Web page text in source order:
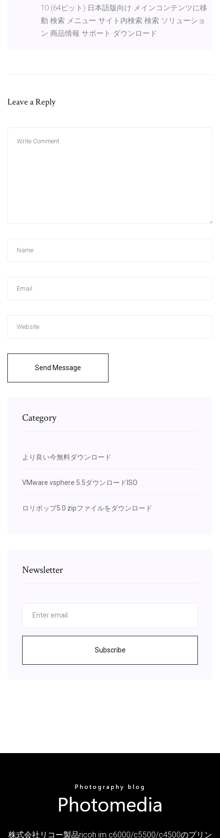
10 (64ビット) 日本語版向け メインコンテンツに移
動 検索 メニュー サイト内検索 検索 ソリューショ
ン 商品情報 サポート ダウンロード
Leave a Reply
Send Message
Category
より良い今無料ダウンロード
VMware vsphere 5.5ダウンロードISO
ロリポップ5.0 zipファイルをダウンロード
Newsletter
Subscribe
株式会社リコー製品ricoh im c6000/c5500/c4500のプリン